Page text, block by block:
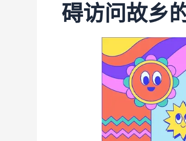
碍访问故乡